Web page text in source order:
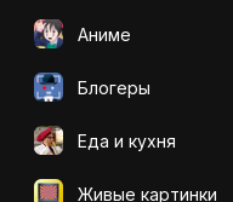
Аниме
Блогеры
Еда и кухня
Живые картинки